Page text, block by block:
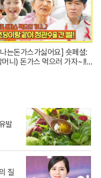
는돈가스가싫어요] 숏페셜:
머니) 돈가스 먹으러 가자~!!
발
질